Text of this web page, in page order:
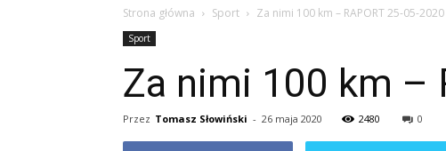
Strona główna Sport Za nimi 100 km – RAPORT 25-05-
Sport
Za nimi 100 km –
Przez Tomasz Słowiński - 26 maja 2020 2480 0